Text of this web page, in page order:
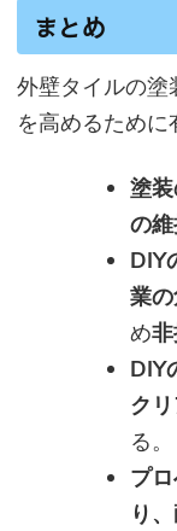
まとめ
外壁タイルの塗
を高めるために
塗
の
DIY
業
め
DIY
ク
る。
プ
り